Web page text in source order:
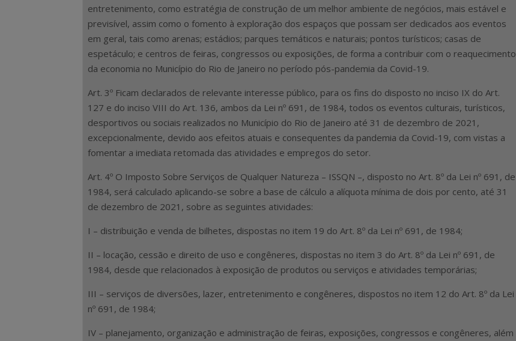
entretenimento, como estratégia de construção de um melhor ambiente de negócios, mais estável e
previsível, assim como o fomento à exploração dos espaços que possam ser dedicados aos eventos
em geral, tais como arenas; estádios; parques temáticos e naturais; pontos turísticos; casas de
espetáculo; e centros de feiras, congressos ou exposições, de forma a contribuir com o reaquecimento
da economia no Município do Rio de Janeiro no período pós-pandemia da Covid-19.
Art. 3º Ficam declarados de relevante interesse público, para os fins do disposto no inciso IX do Art.
127 e do inciso VIII do Art. 136, ambos da Lei nº 691, de 1984, todos os eventos culturais, turísticos,
desportivos ou sociais realizados no Município do Rio de Janeiro até 31 de dezembro de 2021,
excepcionalmente, devido aos efeitos atuais e consequentes da pandemia da Covid-19, com vistas a
fomentar a imediata retomada das atividades e empregos do setor.
Art. 4º O Imposto Sobre Serviços de Qualquer Natureza – ISSQN –, disposto no Art. 8º da Lei nº 691, de
1984, será calculado aplicando-se sobre a base de cálculo a alíquota mínima de dois por cento, até 31
de dezembro de 2021, sobre as seguintes atividades:
I – distribuição e venda de bilhetes, dispostas no item 19 do Art. 8º da Lei nº 691, de 1984;
II – locação, cessão e direito de uso e congêneres, dispostas no item 3 do Art. 8º da Lei nº 691, de
1984, desde que relacionados à exposição de produtos ou serviços e atividades temporárias;
III – serviços de diversões, lazer, entretenimento e congêneres, dispostos no item 12 do Art. 8º da Lei
nº 691, de 1984;
IV – planejamento, organização e administração de feiras, exposições, congressos e congêneres, além